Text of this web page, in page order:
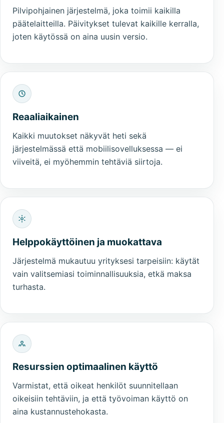
Pilvipohjainen järjestelmä, joka toimii kaikilla
päätelaitteilla. Päivitykset tulevat kaikille kerralla,
joten käytössä on aina uusin versio.
Reaaliaikainen
Kaikki muutokset näkyvät heti sekä
järjestelmässä että mobiilisovelluksessa — ei
viiveitä, ei myöhemmin tehtäviä siirtoja.
Helppokäyttöinen ja muokattava
Järjestelmä mukautuu yrityksesi tarpeisiin: käytät
vain valitsemiasi toiminnallisuuksia, etkä maksa
turhasta.
Resurssien optimaalinen käyttö
Varmistat, että oikeat henkilöt suunnitellaan
oikeisiin tehtäviin, ja että työvoiman käyttö on
aina kustannustehokasta.